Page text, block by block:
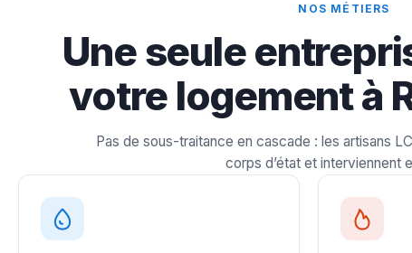
NOS MÉTIERS
Une seule
votre logement à
Pas de sous-traitance en cascade : les artisans
corps d’état et interviennent